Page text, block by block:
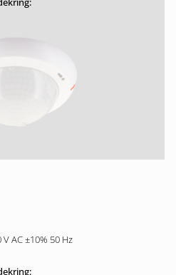
V AC ±10% 50 Hz